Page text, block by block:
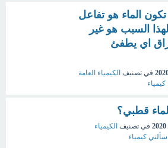
الماء هو تفاعل
السبب هو غير
اي يطفئ
في تصنيف الكيمياء العامة
كيمياء
قطبي؟
في تصنيف الكيمياء
اسألني كيمياء